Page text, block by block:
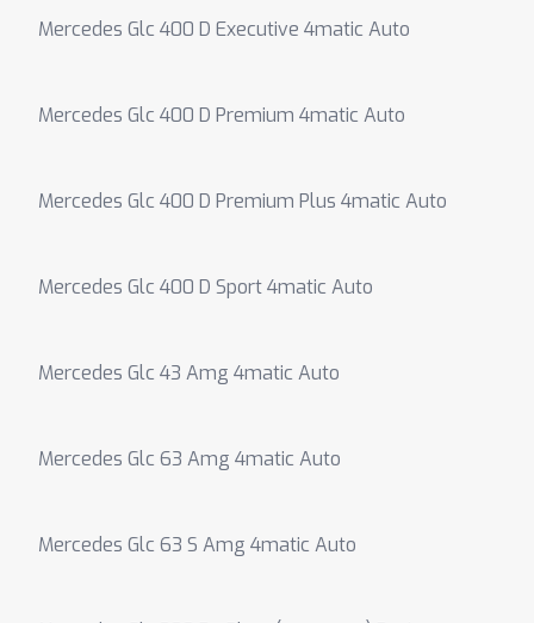
Mercedes Glc 400 D Executive 4matic Auto
Mercedes Glc 400 D Premium 4matic Auto
Mercedes Glc 400 D Premium Plus 4matic Auto
Mercedes Glc 400 D Sport 4matic Auto
Mercedes Glc 43 Amg 4matic Auto
Mercedes Glc 63 Amg 4matic Auto
Mercedes Glc 63 S Amg 4matic Auto